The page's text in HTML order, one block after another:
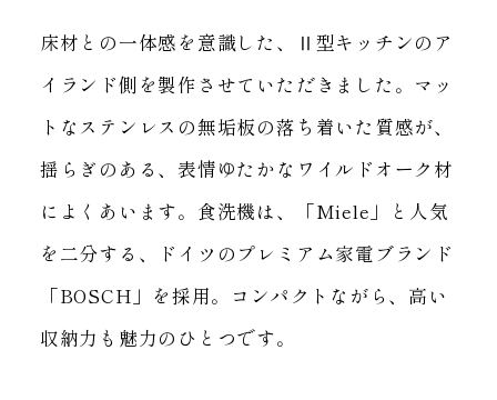
Follow us
床材との一体感を意識した、Ⅱ型キッチンのア
イランド側を製作させていただきました。 マッ
トなステンレスの無垢板の落ち着いた質感が、
揺らぎのある、表情ゆたかなワイルドオーク材
によくあいます。 食洗機は、「Miele」と人気
を二分する、ドイツのプレミアム家電ブランド
「BOSCH」を採用。
コンパクトながら、高い
収納力も魅力のひとつです。